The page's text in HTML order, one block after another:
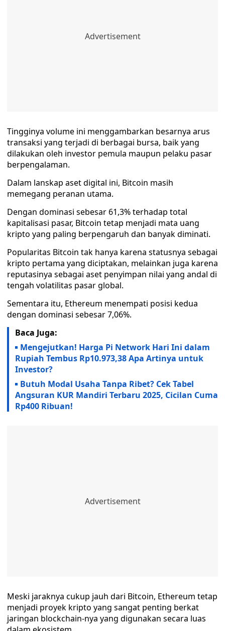
Tingginya volume ini menggambarkan besarnya arus
transaksi yang terjadi di berbagai bursa, baik yang
dilakukan oleh investor pemula maupun pelaku pasar
berpengalaman.
Dalam lanskap aset digital ini, Bitcoin masih
memegang peranan utama.
Dengan dominasi sebesar 61,3% terhadap total
kapitalisasi pasar, Bitcoin tetap menjadi mata uang
kripto yang paling berpengaruh dan banyak diminati.
Popularitas Bitcoin tak hanya karena statusnya sebagai
kripto pertama yang diciptakan, melainkan juga karena
reputasinya sebagai aset penyimpan nilai yang andal di
tengah volatilitas pasar global.
Sementara itu, Ethereum menempati posisi kedua
dengan dominasi sebesar 7,06%.
Baca Juga:
Mengejutkan! Harga Pi Network Hari Ini dalam
Rupiah Tembus Rp10.973,38 Apa Artinya untuk
Investor?
Butuh Modal Usaha Tanpa Ribet? Cek Tabel
Angsuran KUR Mandiri Terbaru 2025, Cicilan Cuma
Rp400 Ribuan!
Meski jaraknya cukup jauh dari Bitcoin, Ethereum tetap
menjadi proyek kripto yang sangat penting berkat
jaringan blockchain-nya yang digunakan secara luas